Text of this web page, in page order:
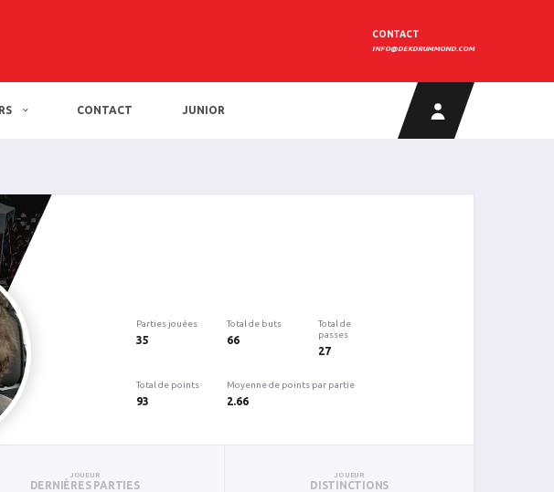
CONTACT
INFO@DEKDRUMMOND.COM
CONTACT JUNIOR
Parties jouées
35
Total de buts
66
Total de
passes
27
Total de points
93
Moyenne de points par partie
2.66
JOUEUR
DERNIÈRES PARTIES
JOUEUR
DISTINCTIONS